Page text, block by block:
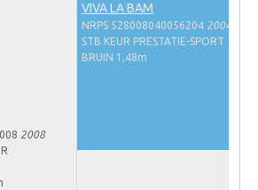
Hengstenkeuring
HENGSTENKEURING ONDER HET
2024-2025
2023-2024
2008
VIVA LA BAM
NRPS 528008040056204 2004
STB KEUR PRESTATIE-SPORT
BRUIN 1,48m